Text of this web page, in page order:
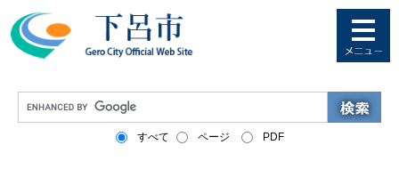
ー
ニ
すべて ページ PDF